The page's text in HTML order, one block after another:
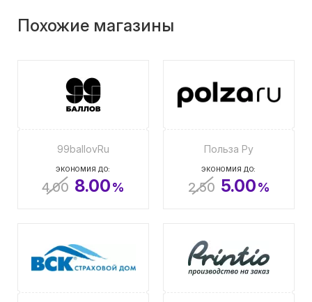
Похожие магазины
99ballovRu
ЭКОНОМИЯ ДО:
4.00 8.00%
Польза Ру
ЭКОНОМИЯ ДО:
2.50 5.00%